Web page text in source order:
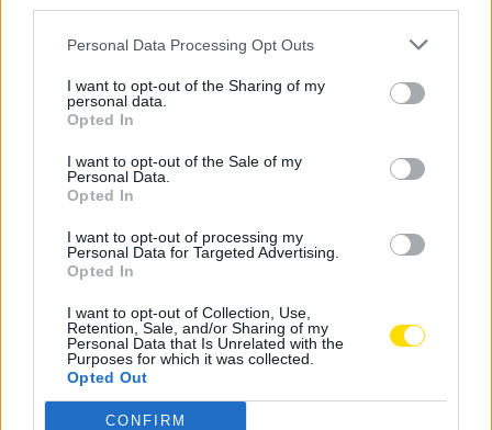
Personal Data Processing Opt Outs
I want to opt-out of the Sharing of my
personal data.
Opted In
I want to opt-out of the Sale of my
Personal Data.
Opted In
I want to opt-out of processing my
Personal Data for Targeted Advertising.
Opted In
I want to opt-out of Collection, Use,
Retention, Sale, and/or Sharing of my
Personal Data that Is Unrelated with the
Purposes for which it was collected.
Opted Out
CONFIRM
que continua a ter sob a sua alçada, segundo o último
boletim clínico, Justin de Haas, Romeo Beney e Óscar
famalicão
Notícias Populares